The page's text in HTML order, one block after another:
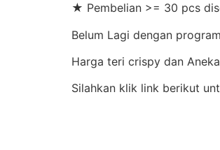
★ Pembelian >= 30 pcs
Belum Lagi dengan
Harga teri crispy dan
Silahkan klik link berikut